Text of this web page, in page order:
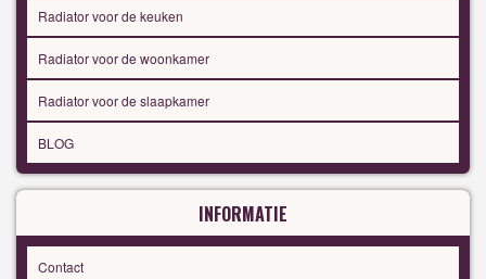
Radiator voor de keuken
Radiator voor de woonkamer
Radiator voor de slaapkamer
BLOG
INFORMATIE
Contact